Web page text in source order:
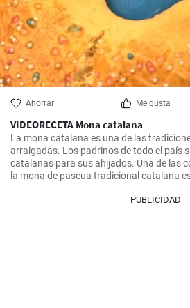
Ahorrar Me gusta
VIDEORECETA Mona catalana
La mona catalana es una de las
arraigadas. Los padrinos de todo el país
catalanas para sus ahijados. Una de las
la mona de pascua tradicional catalana
PUBLICIDAD